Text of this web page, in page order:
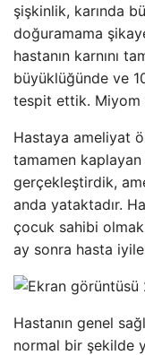
şişkinlik, karında
doğuramama
hastanın karnını
büyüklüğünde ve
tespit ettik. Miyom
Hastaya ameliyat
tamamen
gerçekleştirdik,
anda yataktadır.
çocuk sahibi
ay sonra hasta
Hastanın genel
normal bir şekilde